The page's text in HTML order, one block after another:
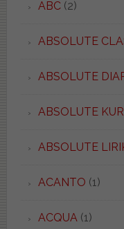
ABC(2)
ABSOLUTE
ABSOLUTE
ABSOLUTE
ABSOLUTE
ACANTO (1)
ACQUA(1)